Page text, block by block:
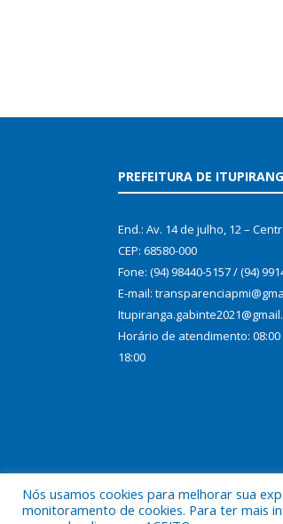
PREFEITURA DE
End.: Av. 14 de julho, 12 –
CEP: 68580-000
Fone: (94) 98440-5157 / (94)
E-mail:
Horário de atendimento: 08:00
18:00
Nós usamos cookies para melhorar sua
monitoramento de cookies. Para ter mais